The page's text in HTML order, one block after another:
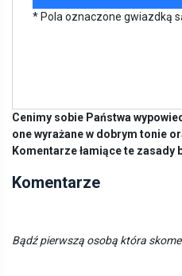
* Pola oznaczone gwiazdką
Cenimy sobie Państwa
one wyrażane w dobrym tonie
Komentarze łamiące te zasady
Komentarze
Bądź pierwszą osobą która